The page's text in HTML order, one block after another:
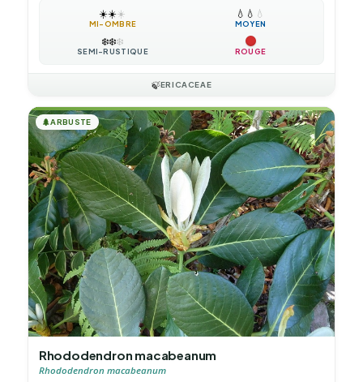
☀️☀️☀️
MI-OMBRE
💧 💧 💧
MOYEN
❄️❄️❄️
SEMI-RUSTIQUE ROUGE
🍃ERICACEAE
🌲ARBUSTE
Rhododendron macabeanum
Rhododendron macabeanum